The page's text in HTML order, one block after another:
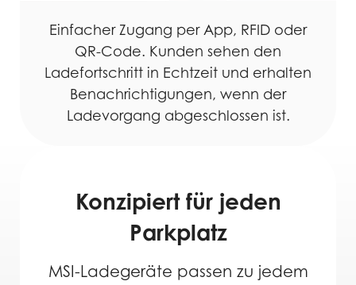
Effizientes EV-Laden
Einfacher Zugang per App, RFID oder
QR-Code. Kunden sehen den
Ladefortschritt in Echtzeit und erhalten
Benachrichtigungen, wenn der
Ladevorgang abgeschlossen ist.
Konzipiert für jeden
Parkplatz
MSI-Ladegeräte passen zu jedem